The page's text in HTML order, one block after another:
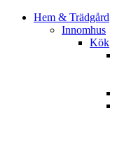
Hem & Trädgård
Innomhus
Kök